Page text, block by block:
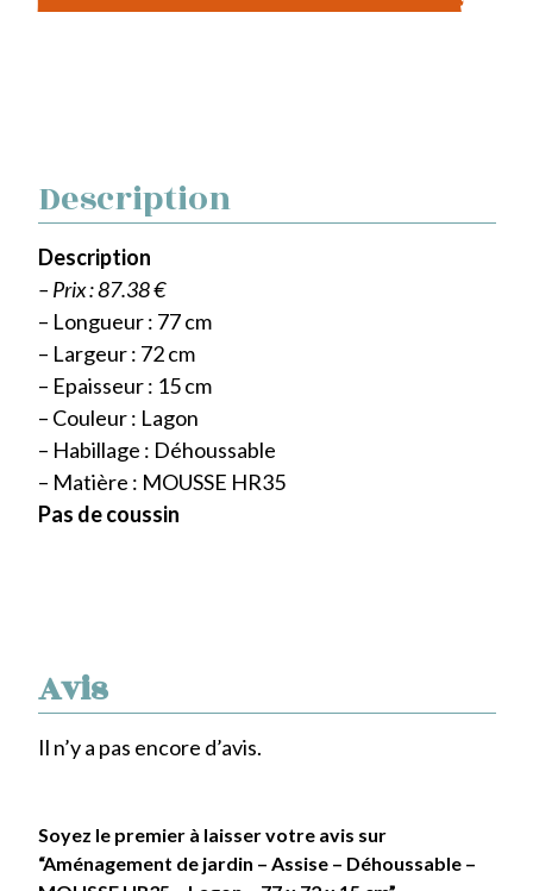
Avis
Il n’y a pas encore d’avis.
Soyez le premier à laisser votre avis sur
“Aménagement de jardin – Assise – Déhoussable –
Description
Description
– Prix : 87.38 €
– Longueur : 77 cm
– Largeur : 72 cm
– Epaisseur : 15 cm
– Couleur : Lagon
– Habillage : Déhoussable
– Matière : MOUSSE HR35
Pas de coussin